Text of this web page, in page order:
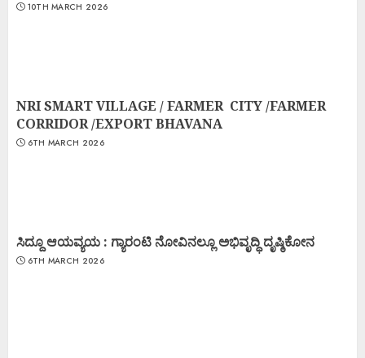
10TH MARCH 2026
NRI SMART VILLAGE / FARMER CITY /FARMER
CORRIDOR /EXPORT BHAVANA
6TH MARCH 2026
ಸಿದ್ದೂ ಆಯವ್ಯಯ : ಗ್ಯಾರಂಟಿ ನೋವಿನಲ್ಲೂ ಅಭಿವೃದ್ಧಿ ದೃಷ್ಠಿಕೋನ
6TH MARCH 2026